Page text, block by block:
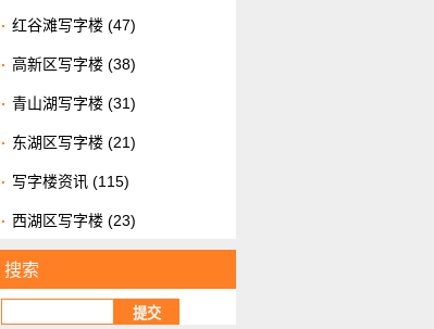
红谷滩写字楼 (47)
高新区写字楼 (38)
青山湖写字楼 (31)
东湖区写字楼 (21)
写字楼资讯 (115)
西湖区写字楼 (23)
搜索